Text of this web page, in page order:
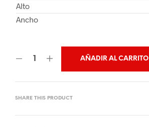
Alto
Ancho
AÑADIR AL CARRITO
SHARE THIS PRODUCT